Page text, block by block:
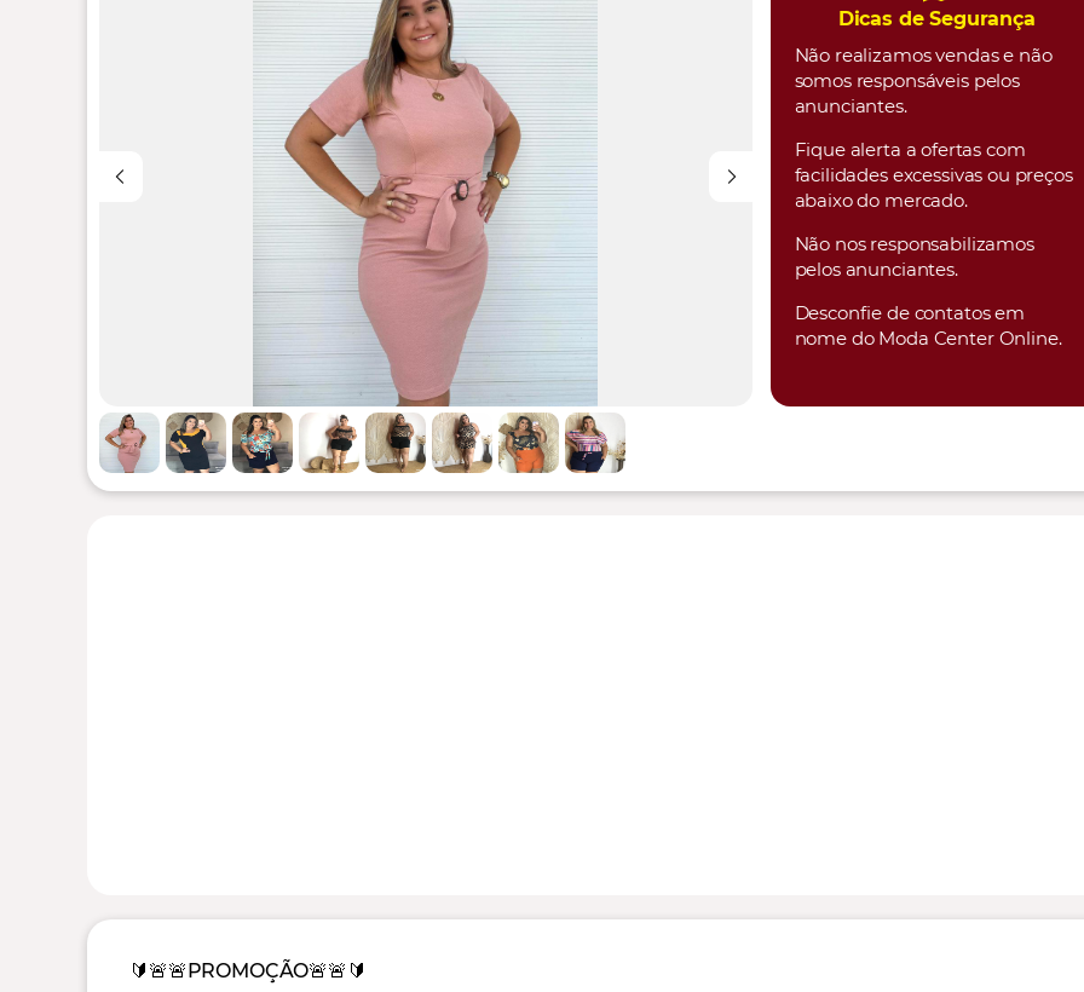
Dicas de Segurança
Não realizamos vendas e não
somos responsáveis pelos
anunciantes.
Fique alerta a ofertas com
facilidades excessivas ou preços
abaixo do mercado.
Não nos responsabilizamos
pelos anunciantes.
Desconfie de contatos em
nome do Moda Center Online.
🔰🚨🚨PROMOÇÃO🚨🚨🔰